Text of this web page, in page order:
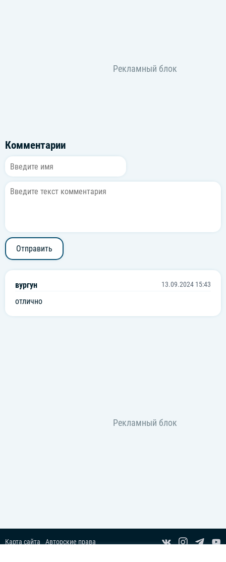
Комментарии
Отправить
вургун 13.09.2024 15:43
отлично
Карта сайта
Авторские права